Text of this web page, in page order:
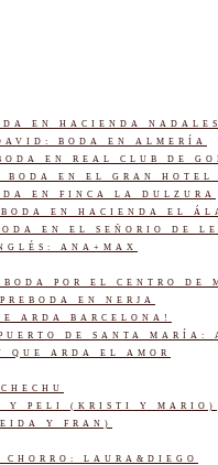
EN HACIENDA NADALES
BODA EN ALMERÍA
EN REAL CLUB DE
BODA EN EL GRAN HOTEL
EN FINCA LA DULZURA
EN HACIENDA EL
EN EL SEÑORIO DE
ANA+MAX
POR EL CENTRO DE
EN NERJA
ARDA BARCELONA!
DE SANTA MARÍA:
QUE ARDA EL AMOR
Y PELI (KRISTI Y MARIO)
Y FRAN)
CHORRO: LAURA&DIEGO